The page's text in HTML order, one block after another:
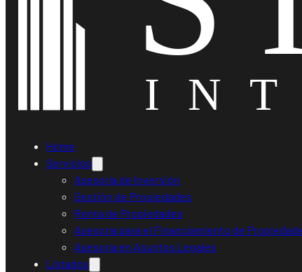
Home
Servicios
Asesoría de Inversión
Gestión de Propiedades
Renta de Propiedades
Asesoría para el Financiamiento de
Asesoría en Asuntos Legales
Listados